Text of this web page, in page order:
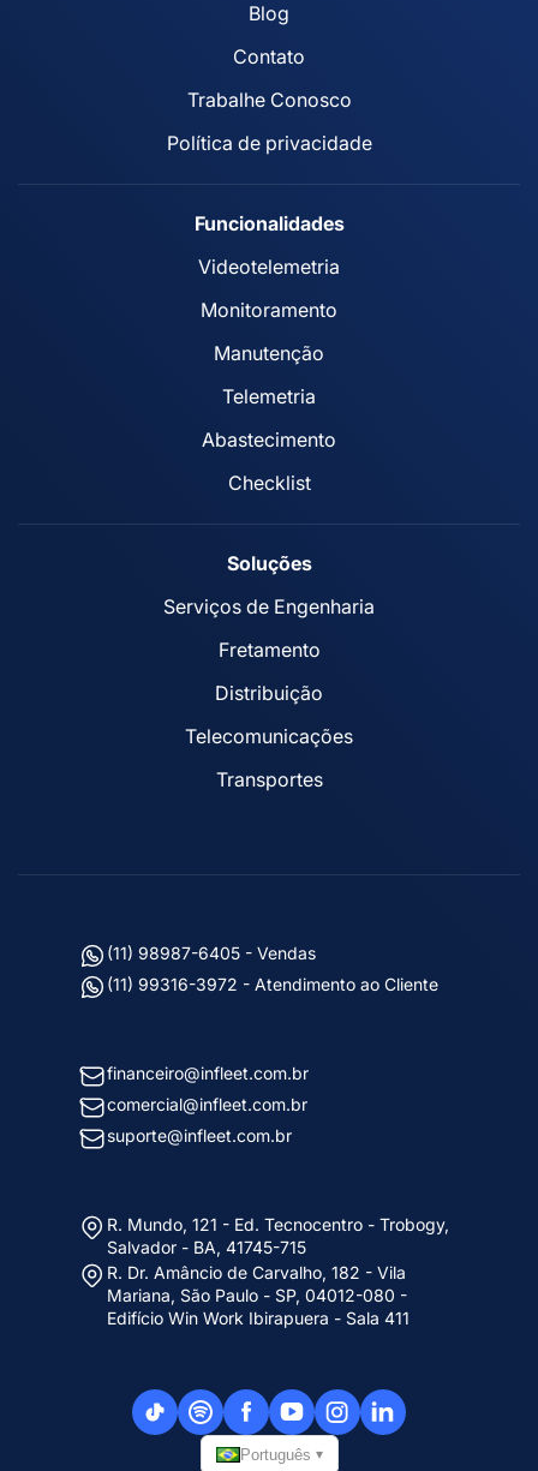
Blog
Contato
Trabalhe Conosco
Política de privacidade
Funcionalidades
Videotelemetria
Monitoramento
Manutenção
Telemetria
Abastecimento
Checklist
Soluções
Serviços de Engenharia
Fretamento
Distribuição
Telecomunicações
Transportes
(11) 98987-6405 - Vendas
(11) 99316-3972 - Atendimento ao Cliente
financeiro@infleet.com.br
comercial@infleet.com.br
suporte@infleet.com.br
R. Mundo, 121 - Ed. Tecnocentro - Trobogy,
Salvador - BA, 41745-715
R. Dr. Amâncio de Carvalho, 182 - Vila
Mariana, São Paulo - SP, 04012-080 -
Edifício Win Work Ibirapuera - Sala 411
Português ▾